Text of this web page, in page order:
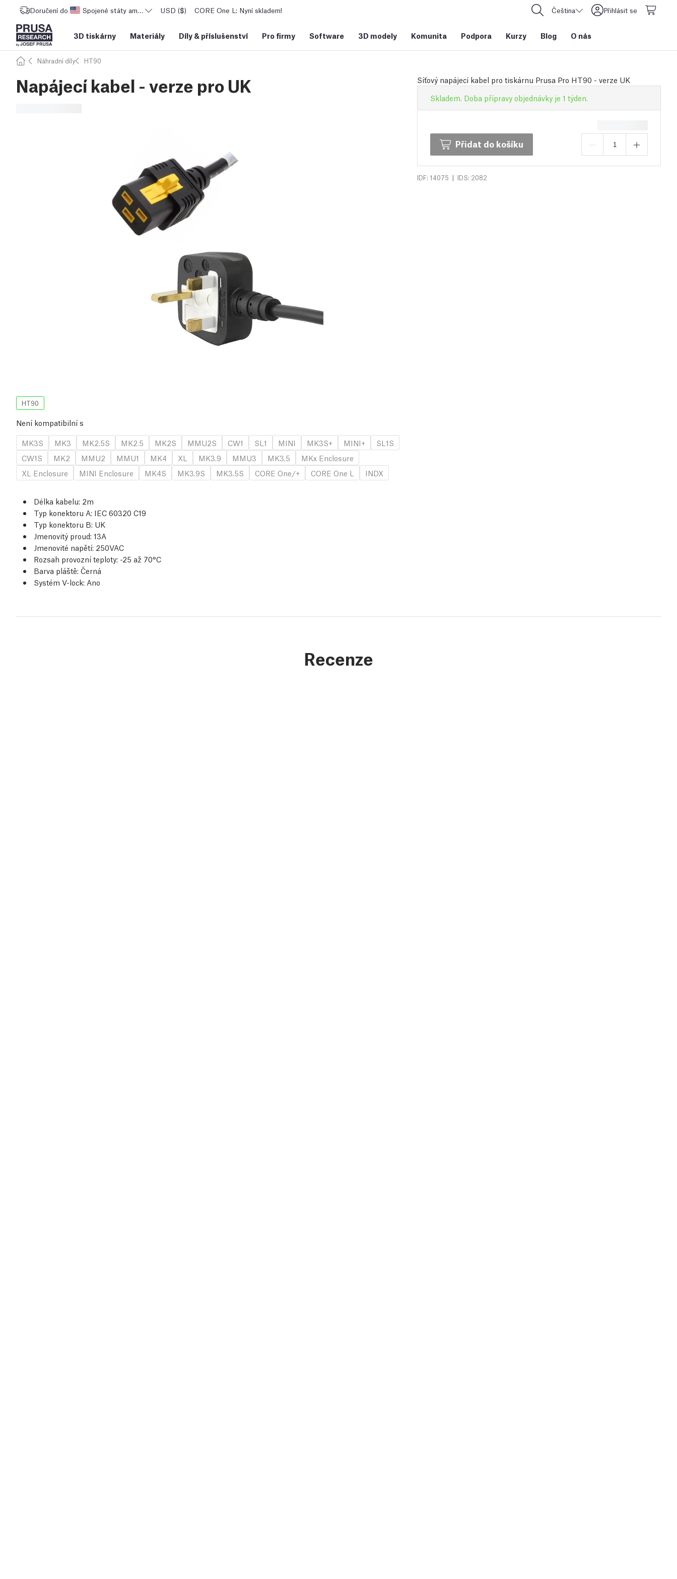
Doručení do Spojené státy americké USD ($) CORE One L: Nyní skladem! Čeština Přihlásit se
3D tiskárny Materiály Díly & příslušenství Pro firmy Software 3D modely Komunita Podpora Kurzy Blog O nás
Náhradní díly HT90
Napájecí kabel - verze pro UK
Síťový napájecí kabel pro tiskárnu Prusa Pro HT90 - verze UK
Skladem. Doba přípravy objednávky je 1 týden.
Přidat do košíku
IDF: 14075 | IDS: 2082
HT90
Není kompatibilní s
MK3S
MK3 MK2.5S MK2.5 MK2S MMU2S CW1 SL1 MINI MK3S+ MINI+
SL1S
CW1S
MK2 MMU2 MMU1 MK4 XL MK3.9 MMU3 MK3.5
MKx Enclosure
XL Enclosure
MINI Enclosure MK4S MK3.9S MK3.5S CORE One/+ CORE One L INDX
Délka kabelu: 2m
Typ konektoru A: IEC 60320 C19
Typ konektoru B: UK
Jmenovitý proud: 13A
Jmenovité napětí: 250VAC
Rozsah provozní teploty: -25 až 70°C
Barva pláště: Černá
Systém V-lock: Ano
Recenze